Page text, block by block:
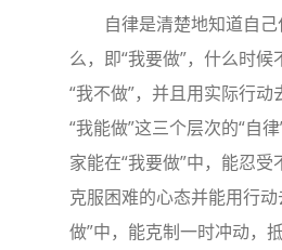
自律是清楚地知道自
么，即“我要做”，什么时候
“我不做”，并且用实际行
“我能做”这三个层次的“自
家能在“我要做”中，能忍
克服困难的心态并能用行
做”中，能克制一时冲动，